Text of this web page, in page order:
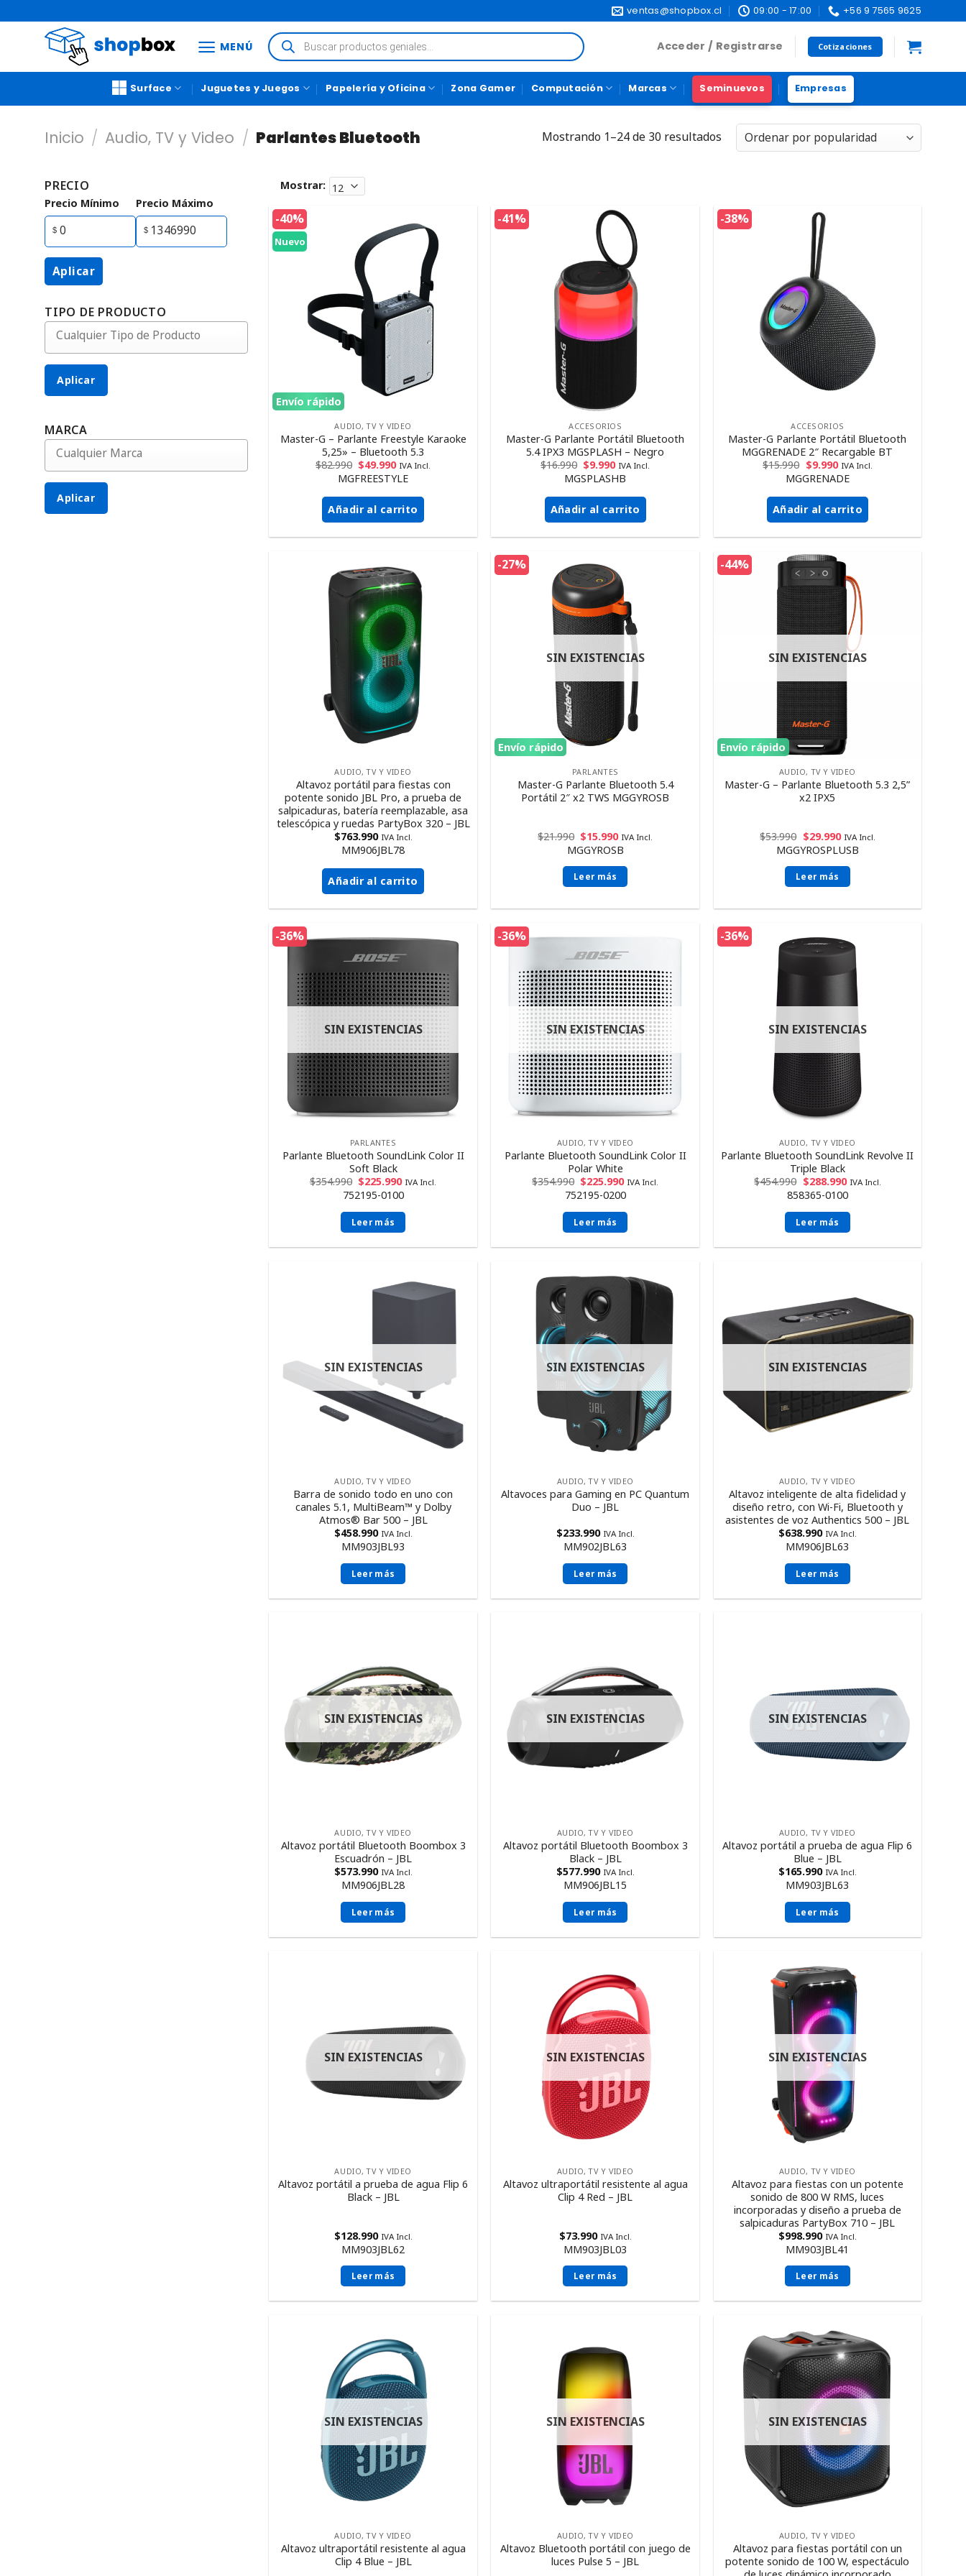
ventas@shopbox.cl 09:00 - 17:00 +56 9 7565 9625
MENÚ Acceder / Registrarse Cotizaciones
Surface Juguetes y Juegos Papelería y Oficina Zona Gamer Computación Marcas Seminuevos Empresas
Inicio / Audio, TV y Video / Parlantes Bluetooth Mostrando 1–24 de 30 resultados
PRECIO
Precio Mínimo Precio Máximo
Aplicar
TIPO DE PRODUCTO
Aplicar
MARCA
Aplicar
Mostrar:
-40%
Nuevo
Envío rápido
AUDIO, TV Y VIDEO
Master-G – Parlante Freestyle Karaoke
5,25» – Bluetooth 5.3
$82.990 $49.990 IVA Incl.
MGFREESTYLE
Añadir al carrito
-41%
ACCESORIOS
Master-G Parlante Portátil Bluetooth
5.4 IPX3 MGSPLASH – Negro
$16.990 $9.990 IVA Incl.
MGSPLASHB
Añadir al carrito
-38%
ACCESORIOS
Master-G Parlante Portátil Bluetooth
MGGRENADE 2″ Recargable BT
$15.990 $9.990 IVA Incl.
MGGRENADE
Añadir al carrito
AUDIO, TV Y VIDEO
Altavoz portátil para fiestas con
potente sonido JBL Pro, a prueba de
salpicaduras, batería reemplazable, asa
telescópica y ruedas PartyBox 320 – JBL
$763.990 IVA Incl.
MM906JBL78
Añadir al carrito
-27%
Envío rápido
SIN EXISTENCIAS
PARLANTES
Master-G Parlante Bluetooth 5.4
Portátil 2″ x2 TWS MGGYROSB
$21.990 $15.990 IVA Incl.
MGGYROSB
Leer más
-44%
Envío rápido
SIN EXISTENCIAS
AUDIO, TV Y VIDEO
Master-G – Parlante Bluetooth 5.3 2,5”
x2 IPX5
$53.990 $29.990 IVA Incl.
MGGYROSPLUSB
Leer más
-36%
SIN EXISTENCIAS
PARLANTES
Parlante Bluetooth SoundLink Color II
Soft Black
$354.990 $225.990 IVA Incl.
752195-0100
Leer más
-36%
SIN EXISTENCIAS
AUDIO, TV Y VIDEO
Parlante Bluetooth SoundLink Color II
Polar White
$354.990 $225.990 IVA Incl.
752195-0200
Leer más
-36%
SIN EXISTENCIAS
AUDIO, TV Y VIDEO
Parlante Bluetooth SoundLink Revolve II
Triple Black
$454.990 $288.990 IVA Incl.
858365-0100
Leer más
SIN EXISTENCIAS
AUDIO, TV Y VIDEO
Barra de sonido todo en uno con
canales 5.1, MultiBeam™ y Dolby
Atmos® Bar 500 – JBL
$458.990 IVA Incl.
MM903JBL93
Leer más
SIN EXISTENCIAS
AUDIO, TV Y VIDEO
Altavoces para Gaming en PC Quantum
Duo – JBL
$233.990 IVA Incl.
MM902JBL63
Leer más
SIN EXISTENCIAS
AUDIO, TV Y VIDEO
Altavoz inteligente de alta fidelidad y
diseño retro, con Wi-Fi, Bluetooth y
asistentes de voz Authentics 500 – JBL
$638.990 IVA Incl.
MM906JBL63
Leer más
SIN EXISTENCIAS
AUDIO, TV Y VIDEO
Altavoz portátil Bluetooth Boombox 3
Escuadrón – JBL
$573.990 IVA Incl.
MM906JBL28
Leer más
SIN EXISTENCIAS
AUDIO, TV Y VIDEO
Altavoz portátil Bluetooth Boombox 3
Black – JBL
$577.990 IVA Incl.
MM906JBL15
Leer más
SIN EXISTENCIAS
AUDIO, TV Y VIDEO
Altavoz portátil a prueba de agua Flip 6
Blue – JBL
$165.990 IVA Incl.
MM903JBL63
Leer más
SIN EXISTENCIAS
AUDIO, TV Y VIDEO
Altavoz portátil a prueba de agua Flip 6
Black – JBL
$128.990 IVA Incl.
MM903JBL62
Leer más
SIN EXISTENCIAS
AUDIO, TV Y VIDEO
Altavoz ultraportátil resistente al agua
Clip 4 Red – JBL
$73.990 IVA Incl.
MM903JBL03
Leer más
SIN EXISTENCIAS
AUDIO, TV Y VIDEO
Altavoz para fiestas con un potente
sonido de 800 W RMS, luces
incorporadas y diseño a prueba de
salpicaduras PartyBox 710 – JBL
$998.990 IVA Incl.
MM903JBL41
Leer más
SIN EXISTENCIAS
AUDIO, TV Y VIDEO
Altavoz ultraportátil resistente al agua
Clip 4 Blue – JBL
SIN EXISTENCIAS
AUDIO, TV Y VIDEO
Altavoz Bluetooth portátil con juego de
luces Pulse 5 – JBL
SIN EXISTENCIAS
AUDIO, TV Y VIDEO
Altavoz para fiestas portátil con un
potente sonido de 100 W, espectáculo